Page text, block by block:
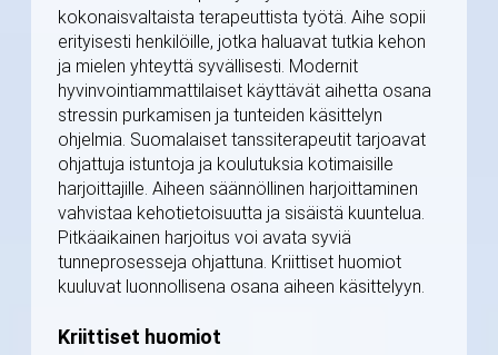
kokonaisvaltaista terapeuttista työtä. Aihe sopii
erityisesti henkilöille, jotka haluavat tutkia kehon
ja mielen yhteyttä syvällisesti. Modernit
hyvinvointiammattilaiset käyttävät aihetta osana
stressin purkamisen ja tunteiden käsittelyn
ohjelmia. Suomalaiset tanssiterapeutit tarjoavat
ohjattuja istuntoja ja koulutuksia kotimaisille
harjoittajille. Aiheen säännöllinen harjoittaminen
vahvistaa kehotietoisuutta ja sisäistä kuuntelua.
Pitkäaikainen harjoitus voi avata syviä
tunneprosesseja ohjattuna. Kriittiset huomiot
kuuluvat luonnollisena osana aiheen käsittelyyn.
Kriittiset huomiot